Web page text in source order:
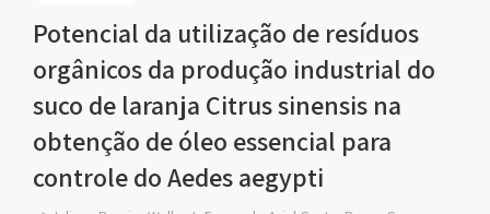
Potencial da utilização de resíduos
orgânicos da produção industrial do
suco de laranja Citrus sinensis na
obtenção de óleo essencial para
controle do Aedes aegypti